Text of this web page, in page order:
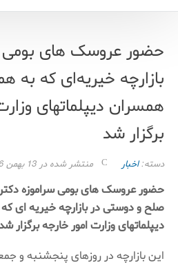
حضور عروسک های بومی
بازارچه خیریه‌ای که به
همسران دیپلماتهای
برگزار شد
دسته:اخبار منتشر شده در 13 بهمن 1396
حضور عروسک های بومی سراموزه
صلح و دوستی در بازارچه خیریه ای
دیپلماتهای وزارت امور خارجه برگزار